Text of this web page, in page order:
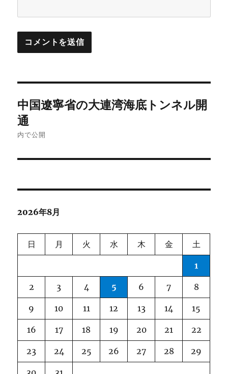
稿
ナ
ビ
ョ
中国遼寧省の大連湾海底トンネル開
通
内で公開
2026年8月
日 月 火 水 木 金 土
1
2 3 4 5 6 7 8
9 10 11 12 13 14 15
16 17 18 19 20 21 22
23 24 25 26 27 28 29